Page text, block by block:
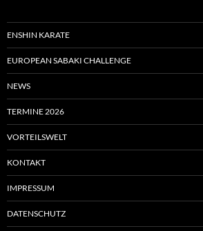
ENSHIN KARATE
EUROPEAN SABAKI CHALLENGE
NEWS
TERMINE 2026
VORTEILSWELT
KONTAKT
IMPRESSUM
DATENSCHUTZ